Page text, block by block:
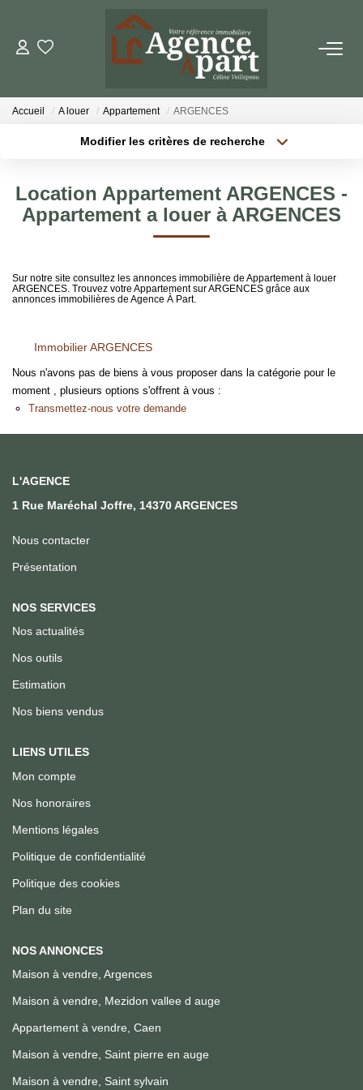
NOS BIENS
Locations
ESTIMER
PARRAINER UN PROCHE
Qui Sommes Nous
Notre Équipe
Accueil A louer Appartement ARGENCES
Modifier les critères de recherche
Surface min Budget max
Location Appartement ARGENCES -
Appartement a louer à ARGENCES
Sur notre site consultez les annonces immobilière de Appartement à louer
ARGENCES. Trouvez votre Appartement sur ARGENCES grâce aux
annonces immobilières de Agence À Part.
Immobilier ARGENCES
Nous n'avons pas de biens à vous proposer dans la catégorie pour le
moment , plusieurs options s'offrent à vous :
Transmettez-nous votre demande
L'AGENCE
1 Rue Maréchal Joffre, 14370 ARGENCES
Nous contacter
Présentation
NOS SERVICES
Nos actualités
Nos outils
Estimation
Nos biens vendus
LIENS UTILES
Mon compte
Nos honoraires
Mentions légales
Politique de confidentialité
Politique des cookies
Plan du site
NOS ANNONCES
Maison à vendre, Argences
Maison à vendre, Mezidon vallee d auge
Appartement à vendre, Caen
Maison à vendre, Saint pierre en auge
Maison à vendre, Saint sylvain